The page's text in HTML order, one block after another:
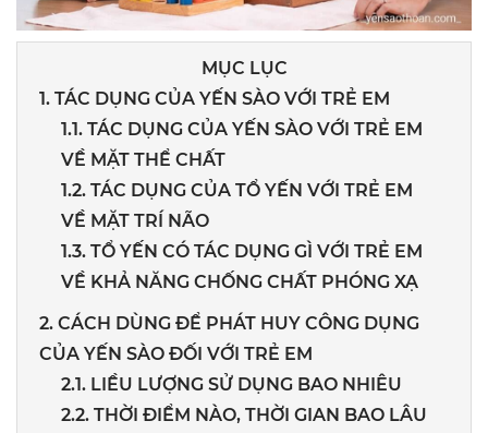
MỤC LỤC
1. TÁC DỤNG CỦA YẾN SÀO VỚI TRẺ EM
1.1. TÁC DỤNG CỦA YẾN SÀO VỚI TRẺ EM
VỀ MẶT THỂ CHẤT
1.2. TÁC DỤNG CỦA TỔ YẾN VỚI TRẺ EM
VỀ MẶT TRÍ NÃO
1.3. TỔ YẾN CÓ TÁC DỤNG GÌ VỚI TRẺ EM
VỀ KHẢ NĂNG CHỐNG CHẤT PHÓNG XẠ
2. CÁCH DÙNG ĐỂ PHÁT HUY CÔNG DỤNG
CỦA YẾN SÀO ĐỐI VỚI TRẺ EM
2.1. LIỀU LƯỢNG SỬ DỤNG BAO NHIÊU
2.2. THỜI ĐIỂM NÀO, THỜI GIAN BAO LÂU